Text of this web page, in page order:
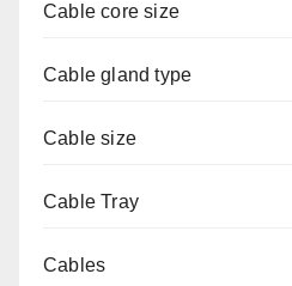
Cable core size
Cable gland type
Cable size
Cable Tray
Cables